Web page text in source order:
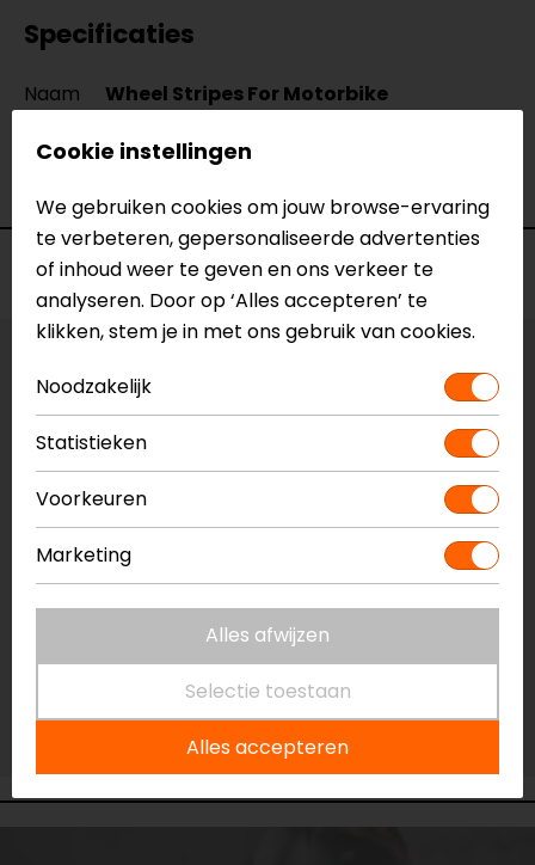
Specificaties
Naam
Wheel Stripes For Motorbike
Merk
Barracuda
Voorraad
Vestiging Apeldoorn
Niet op voorraad
Vestiging Breda
Niet op voorraad
Vestiging Capelle a/d IJssel
Niet op voorraad
Vestiging Eindhoven
Vestiging Vianen
Cookie instellingen
We gebruiken cookies om jouw browse-ervaring
te verbeteren, gepersonaliseerde advertenties
of inhoud weer te geven en ons verkeer te
analyseren. Door op ‘Alles accepteren’ te
klikken, stem je in met ons gebruik van cookies.
Noodzakelijk
Statistieken
Voorkeuren
Marketing
Alles afwijzen
Selectie toestaan
Alles accepteren